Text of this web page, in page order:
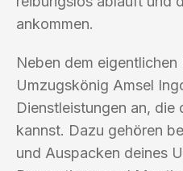
ankommen.
Neben dem
Umzugskönig Amsel
Dienstleistungen an, die
kannst. Dazu gehören
und Auspacken deines